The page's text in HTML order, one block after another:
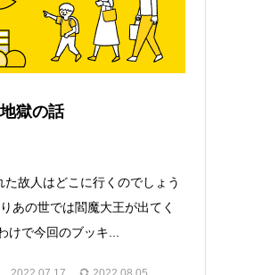
獄の話
故人はどこに行くのでしょう
あの世では閻魔大王が出てく
けで今回のブッキ...